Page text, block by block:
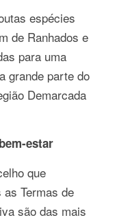
espécies
de Ranhados e
para uma
grande parte do
Demarcada
estar
que
Termas de
são das mais